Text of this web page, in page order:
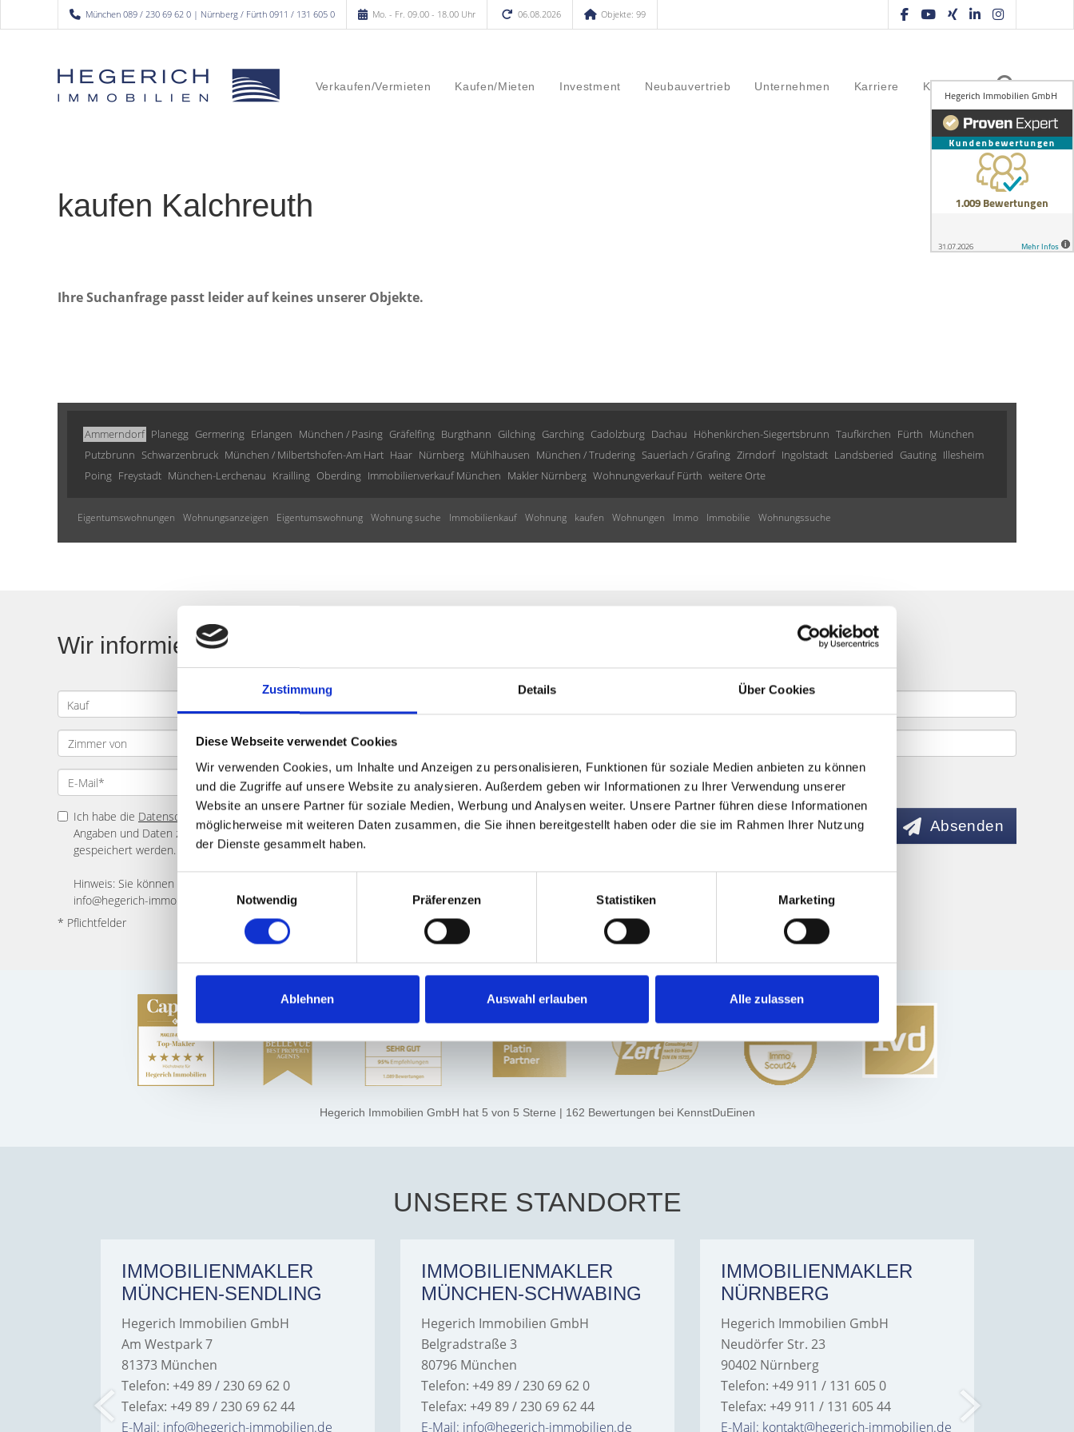
Zustimmung Details Über Cookies
Diese Webseite verwendet Cookies
Wir verwenden Cookies, um Inhalte und Anzeigen zu personalisieren, Funktionen für soziale Medien anbieten zu können
und die Zugriffe auf unsere Website zu analysieren. Außerdem geben wir Informationen zu Ihrer Verwendung unserer
Website an unsere Partner für soziale Medien, Werbung und Analysen weiter. Unsere Partner führen diese Informationen
möglicherweise mit weiteren Daten zusammen, die Sie ihnen bereitgestellt haben oder die sie im Rahmen Ihrer Nutzung
der Dienste gesammelt haben.
Notwendig
Präferenzen Statistiken Marketing
Ablehnen Auswahl erlauben Alle zulassen
München 089 / 230 69 62 0 | Nürnberg / Fürth 0911 / 131 605 0 Mo. - Fr. 09.00 - 18.00 Uhr 06.08.2026 Objekte: 99
Verkaufen/Vermieten Kaufen/Mieten Investment Neubauvertrieb Unternehmen Karriere Kontakt
kaufen Kalchreuth
Ihre Suchanfrage passt leider auf keines unserer Objekte.
Ammerndorf Planegg Germering Erlangen München / Pasing Gräfelfing Burgthann Gilching Garching Cadolzburg Dachau Höhenkirchen-Siegertsbrunn Taufkirchen Fürth München
Putzbrunn Schwarzenbruck München / Milbertshofen-Am Hart Haar Nürnberg Mühlhausen München / Trudering Sauerlach / Grafing Zirndorf Ingolstadt Landsberied Gauting Illesheim
Poing Freystadt München-Lerchenau Krailling Oberding Immobilienverkauf München Makler Nürnberg Wohnungverkauf Fürth weitere Orte
Eigentumswohnungen Wohnungsanzeigen Eigentumswohnung Wohnung suche Immobilienkauf Wohnung kaufen Wohnungen Immo Immobilie Wohnungssuche
Wir informieren Sie automatisch über passende neue Angebote
Ich habe die Datenschutzerklärung
zur Kenntnis genommen. Ich stimme zu, dass meine
Angaben und Daten zur Beantwortung meiner Anfrage elektronisch erhoben und
gespeichert werden.
Hinweis: Sie können Ihre Einwilligung jederzeit für die Zukunft per E-Mail an
info@hegerich-immobilien.de widerrufen. *
* Pflichtfelder
Absenden
Hegerich Immobilien GmbH hat 5 von 5 Sterne | 162 Bewertungen bei KennstDuEinen
UNSERE STANDORTE
IMMOBILIENMAKLER
MÜNCHEN-SENDLING
Hegerich Immobilien GmbH
Am Westpark 7
81373 München
Telefon: +49 89 / 230 69 62 0
Telefax: +49 89 / 230 69 62 44
E-Mail: info@hegerich-immobilien.de
IMMOBILIENMAKLER
MÜNCHEN-SCHWABING
Hegerich Immobilien GmbH
Belgradstraße 3
80796 München
Telefon: +49 89 / 230 69 62 0
Telefax: +49 89 / 230 69 62 44
E-Mail: info@hegerich-immobilien.de
IMMOBILIENMAKLER
NÜRNBERG
Hegerich Immobilien GmbH
Neudörfer Str. 23
90402 Nürnberg
Telefon: +49 911 / 131 605 0
Telefax: +49 911 / 131 605 44
E-Mail: kontakt@hegerich-immobilien.de